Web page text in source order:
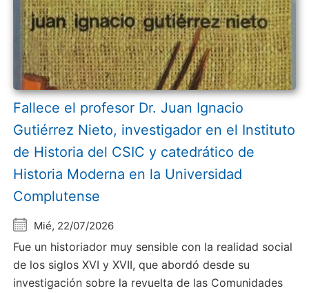
Fallece el profesor Dr. Juan Ignacio
Gutiérrez Nieto, investigador en el Instituto
de Historia del CSIC y catedrático de
Historia Moderna en la Universidad
Complutense
Mié, 22/07/2026
Fue un historiador muy sensible con la realidad social
de los siglos XVI y XVII, que abordó desde su
investigación sobre la revuelta de las Comunidades